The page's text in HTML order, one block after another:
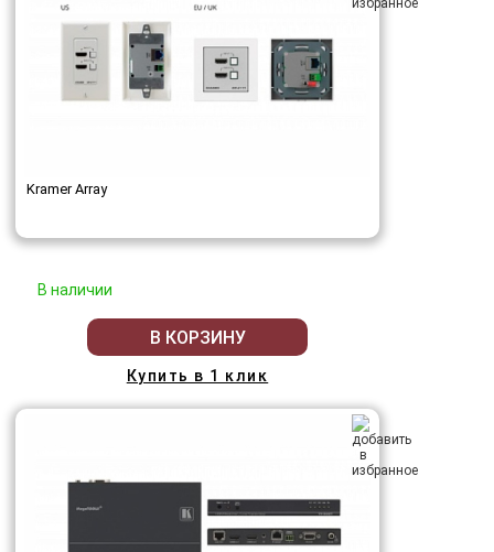
Kramer Array
В наличии
В КОРЗИНУ
Купить в 1 клик